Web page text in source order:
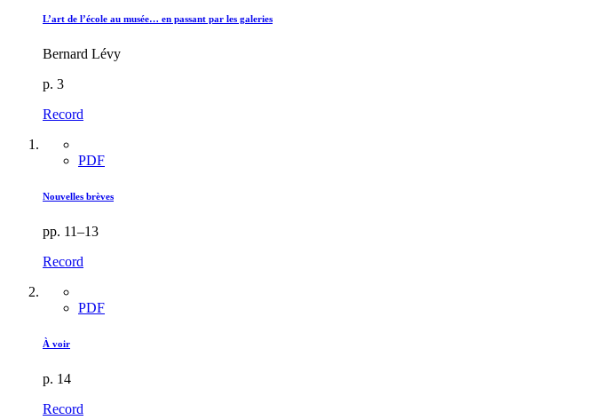
L’art de l’école au musée… en passant par les galeries
Bernard Lévy
p. 3
Record
PDF
Nouvelles brèves
pp. 11–13
Record
PDF
À voir
p. 14
Record